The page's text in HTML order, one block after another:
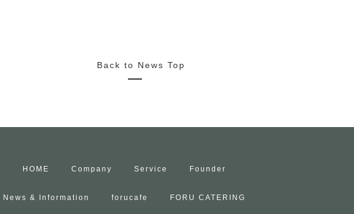
Back to News Top
HOME Company Service Founder
News & Information forucafe FORU CATERING